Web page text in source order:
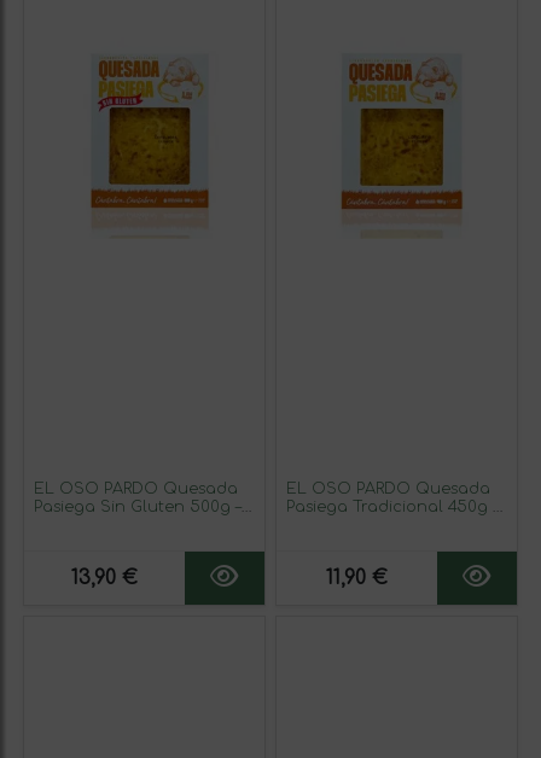
EL OSO PARDO Quesada
Pasiega Sin Gluten 500g –
Auténtico y Textura Suave
13,90 €
EL OSO PARDO Quesada
Pasiega Tradicional 450g –
11,90 €